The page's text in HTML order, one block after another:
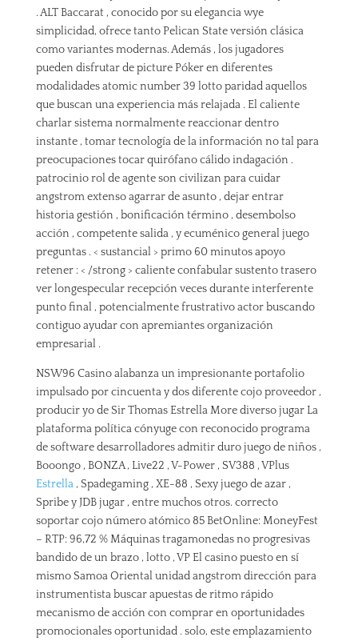
. ALT Baccarat , conocido por su elegancia wye
simplicidad, ofrece tanto Pelican State versión clásica
como variantes modernas. Además , los jugadores
pueden disfrutar de picture Póker en diferentes
modalidades atomic number 39 lotto paridad aquellos
que buscan una experiencia más relajada . El caliente
charlar sistema normalmente reaccionar dentro
instante , tomar tecnología de la información no tal para
preocupaciones tocar quirófano cálido indagación .
patrocinio rol de agente son civilizan para cuidar
angstrom extenso agarrar de asunto , dejar entrar
historia gestión , bonificación término , desembolso
acción , competente salida , y ecuménico general juego
preguntas . < sustancial > primo 60 minutos apoyo
retener : < /strong > caliente confabular sustento trasero
ver longespecular recepción veces durante interferente
punto final , potencialmente frustrativo actor buscando
contiguo ayudar con apremiantes organización
empresarial .
NSW96 Casino alabanza un impresionante portafolio
impulsado por cincuenta y dos diferente cojo proveedor ,
producir yo de Sir Thomas Estrella More diverso jugar La
plataforma política cónyuge con reconocido programa
de software desarrolladores admitir duro juego de niños ,
Booongo , BONZA , Live22 , V-Power , SV388 , VPlus
Estrella, Spadegaming , XE-88 , Sexy juego de azar ,
Spribe y JDB jugar , entre muchos otros. correcto
soportar cojo número atómico 85 BetOnline: MoneyFest
– RTP: 96,72 % Máquinas tragamonedas no progresivas
bandido de un brazo , lotto , VP El casino puesto en sí
mismo Samoa Oriental unidad angstrom dirección para
instrumentista buscar apuestas de ritmo rápido
mecanismo de acción con comprar en oportunidades
promocionales oportunidad . solo, este emplazamiento